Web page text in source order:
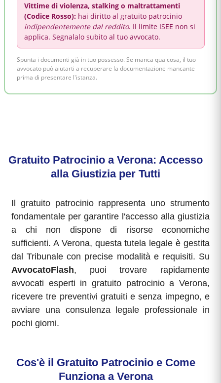
Vittime di violenza, stalking o maltrattamenti
(Codice Rosso): hai diritto al gratuito patrocinio
indipendentemente dal reddito. Il limite ISEE non si
applica. Segnalalo subito al tuo avvocato.
Spunta i documenti già in tuo possesso. Se manca qualcosa, il tuo
avvocato può aiutarti a recuperare la documentazione mancante
prima di presentare l'istanza.
Gratuito Patrocinio a Verona: Accesso
alla Giustizia per Tutti
Il gratuito patrocinio rappresenta uno strumento
fondamentale per garantire l'accesso alla giustizia
a chi non dispone di risorse economiche
sufficienti. A Verona, questa tutela legale è gestita
dal Tribunale con precise modalità e requisiti. Su
AvvocatoFlash, puoi trovare rapidamente
avvocati esperti in gratuito patrocinio a Verona,
ricevere tre preventivi gratuiti e senza impegno, e
avviare una consulenza legale professionale in
pochi giorni.
Cos'è il Gratuito Patrocinio e Come
Funziona a Verona